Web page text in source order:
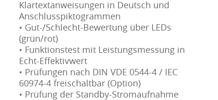
Klartextanweisungen in Deutsch und
Anschlusspiktogrammen
• Gut-/Schlecht-Bewertung über LEDs
(grün/rot)
• Funktionstest mit Leistungsmessung in
Echt-Effektivwert
• Prüfungen nach DIN VDE 0544-4 / IEC
60974-4 freischaltbar (Option)
• Prüfung der Standby-Stromaufnahme